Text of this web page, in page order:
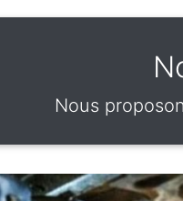
Nous